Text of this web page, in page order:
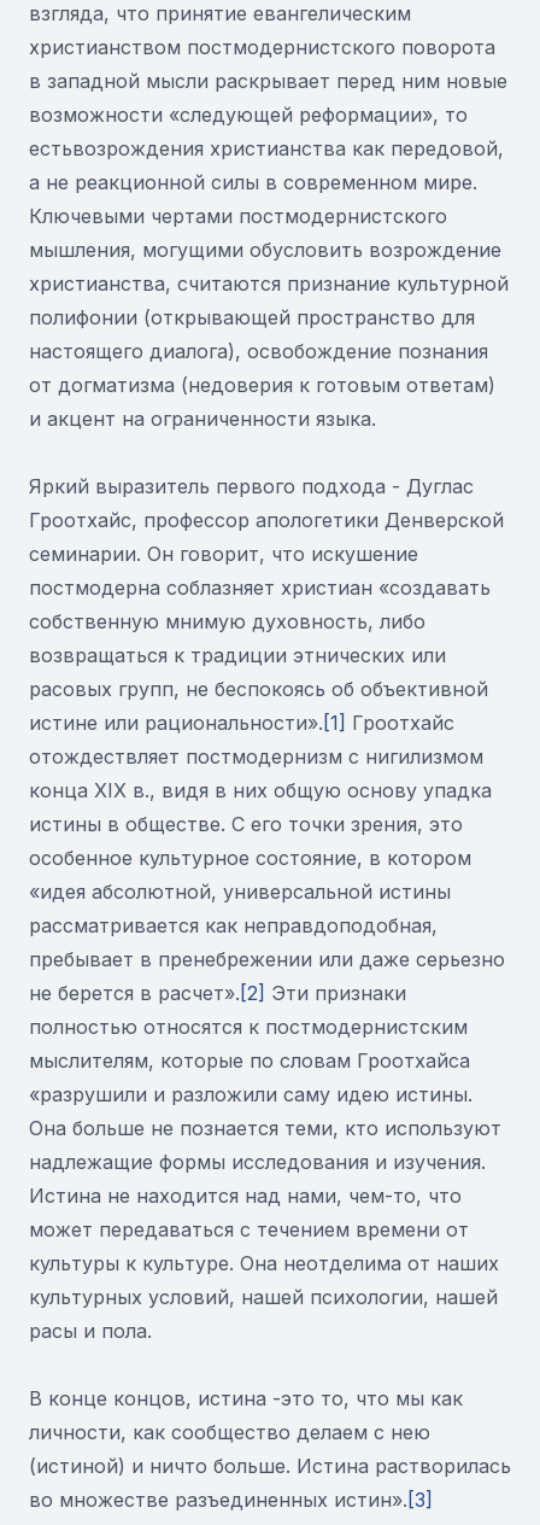
взгляда, что принятие евангелическим
христианством постмодернистского поворота
в западной мысли раскрывает перед ним новые
возможности «следующей реформации», то
естьвозрождения христианства как передовой,
а не реакционной силы в современном мире.
Ключевыми чертами постмодернистского
мышления, могущими обусловить возрождение
христианства, считаются признание культурной
полифонии (открывающей пространство для
настоящего диалога), освобождение познания
от догматизма (недоверия к готовым ответам)
и акцент на ограниченности языка.
Яркий выразитель первого подхода - Дуглас
Гроотхайс, профессор апологетики Денверской
семинарии. Он говорит, что искушение
постмодерна соблазняет христиан «создавать
собственную мнимую духовность, либо
возвращаться к традиции этнических или
расовых групп, не беспокоясь об объективной
истине или рациональности». [1] Гроотхайс
отождествляет постмодернизм с нигилизмом
конца XIX в., видя в них общую основу упадка
истины в обществе. С его точки зрения, это
особенное культурное состояние, в котором
«идея абсолютной, универсальной истины
рассматривается как неправдоподобная,
пребывает в пренебрежении или даже серьезно
не берется в расчет». [2] Эти признаки
полностью относятся к постмодернистским
мыслителям, которые по словам Гроотхайса
«разрушили и разложили саму идею истины.
Она больше не познается теми, кто используют
надлежащие формы исследования и изучения.
Истина не находится над нами, чем-то, что
может передаваться с течением времени от
культуры к культуре. Она неотделима от наших
культурных условий, нашей психологии, нашей
расы и пола.
В конце концов, истина -это то, что мы как
личности, как сообщество делаем с нею
(истиной) и ничто больше. Истина растворилась
во множестве разъединенных истин». [3]